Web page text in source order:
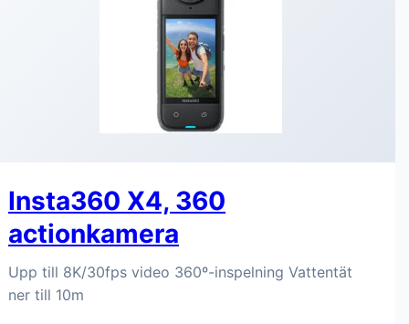
Insta360 X4, 360
actionkamera
Upp till 8K/30fps video 360º-inspelning Vattentät
ner till 10m